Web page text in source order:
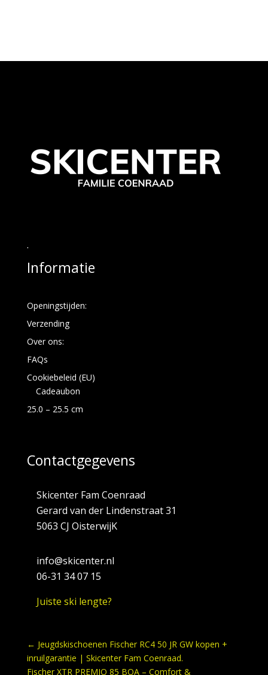
.
Informatie
Openingstijden:
Verzending
Over ons:
FAQs
Cookiebeleid (EU)
Cadeaubon
25.0 – 25.5 cm
Contactgegevens
Skicenter Fam Coenraad
Gerard van der Lindenstraat 31
5063 CJ OisterwijK
info@skicenter.nl
06-31 34 07 15
Juiste ski lengte?
← Jeugdski­schoenen Fischer RC4 50 JR GW kopen +
inruilgarantie | Skicenter Fam Coenraad.
Fischer XTR PREMIO 85 BOA – Comfort &